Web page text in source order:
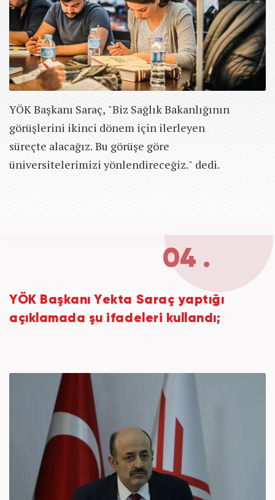
YÖK Başkanı Saraç, "Biz Sağlık Bakanlığının
görüşlerini ikinci dönem için ilerleyen
süreçte alacağız. Bu görüşe göre
üniversitelerimizi yönlendireceğiz." dedi.
04 .
YÖK Başkanı Yekta Saraç yaptığı
açıklamada şu ifadeleri kullandı;